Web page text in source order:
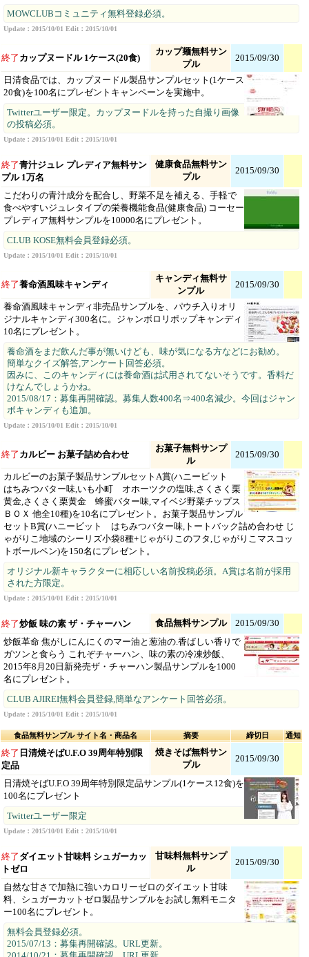
MOWCLUBコミュニティ無料登録必須。
Update：2015/10/01 Edit：2015/10/01
終了 カップヌードル 1ケース(20食)
カップ麺無料サン
プル
2015/09/30
日清食品では、カップヌードル製品サンプルセット(1ケース
20食)を100名にプレゼントキャンペーンを実施中。
Twitterユーザー限定。カップヌードルを持った自撮り画像
の投稿必須。
Update：2015/10/01 Edit：2015/10/01
終了青汁ジュレ プレディア無料サン
プル 1万名
健康食品無料サン
プル
2015/09/30
こだわりの青汁成分を配合し、野菜不足を補える、手軽で
食べやすいジュレタイプの栄養機能食品(健康食品) コーセー
プレディア無料サンプルを10000名にプレゼント。
CLUB KOSE無料会員登録必須。
Update：2015/10/01 Edit：2015/10/01
終了養命酒風味キャンディ
キャンディ無料サ
ンプル
2015/09/30
養命酒風味キャンディ非売品サンプルを、パウチ入りオリ
ジナルキャンディ300名に。ジャンボロリポップキャンディ
10名にプレゼント。
養命酒をまだ飲んだ事が無いけども、味が気になる方などにお勧め。
簡単なクイズ解答,アンケート回答必須。
因みに、このキャンディには養命酒は試用されてないそうです。香料だ
けなんでしょうかね。
2015/08/17：募集再開確認。募集人数400名⇒400名減少。今回はジャン
ボキャンディも追加。
Update：2015/10/01 Edit：2015/10/01
終了 カルビー お菓子詰め合わせ
お菓子無料サンプ
ル
2015/09/30
カルビーのお菓子製品サンプルセットA賞(ハニービット
はちみつバター味,いも小町 オホーツクの塩味,さくさく栗
黄金,さくさく栗黄金 蜂蜜バター味,マイベジ野菜チップス
ＢＯＸ 他全10種)を10名にプレゼント。お菓子製品サンプル
セットB賞(ハニービット はちみつバター味,トートバック詰め合わせ じ
ゃがりこ地域のシーリズ小袋8種+じゃがりこのフタ,じゃがりこマスコッ
トボールペン)を150名にプレゼント。
オリジナル新キャラクターに相応しい名前投稿必須。A賞は名前が採用
された方限定。
Update：2015/10/01 Edit：2015/10/01
終了炒飯 味の素 ザ・チャーハン 食品無料サンプル
2015/09/30
炒飯革命 焦がしにんにくのマー油と葱油の.香ばしい香りで
ガツンと食らう これぞチャーハン、味の素の冷凍炒飯、
2015年8月20日新発売ザ・チャーハン製品サンプルを1000
名にプレゼント。
CLUB AJIREI無料会員登録,簡単なアンケート回答必須。
Update：2015/10/01 Edit：2015/10/01
食品無料サンプル サイト名・商品名 摘要 締切日 通知
終了 日清焼そばU.F.O 39周年特別限
定品
焼きそば無料サン
プル
2015/09/30
日清焼そばU.F.O 39周年特別限定品サンプル(1ケース12食)を
100名にプレゼント
Twitterユーザー限定
Update：2015/10/01 Edit：2015/10/01
終了 ダイエット甘味料 シュガーカッ
トゼロ
甘味料無料サンプ
ル
2015/09/30
自然な甘さで加熱に強いカロリーゼロのダイエット甘味
料、シュガーカットゼロ製品サンプルをお試し無料モニタ
ー100名にプレゼント。
無料会員登録必須。
2015/07/13：募集再開確認。URL更新。